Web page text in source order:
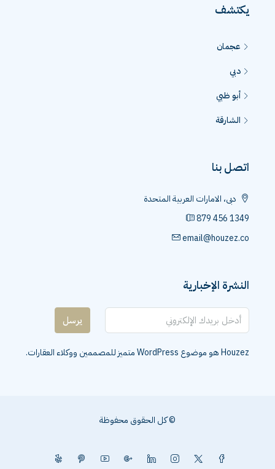
يكتشف
عجمان
دبي
أبو ظبي
الشارقة
اتصل بنا
دبى، الامارات العربية المتحدة
879 456 1349
email@houzez.co
النشرة الإخبارية
يرسل
Houzez هو موضوع WordPress متميز للمصممين ووكلاء العقارات.
© كل الحقوق محفوظة